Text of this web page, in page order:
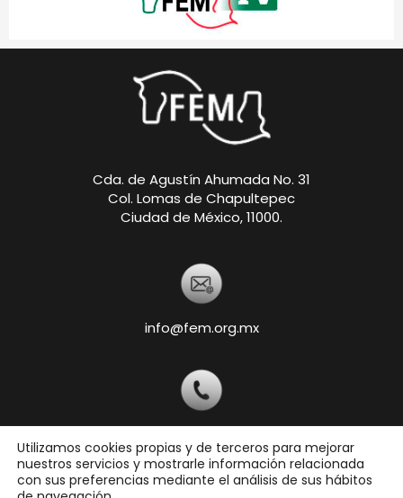
Cda. de Agustín Ahumada No. 31
Col. Lomas de Chapultepec
Ciudad de México, 11000.
info@fem.org.mx
Utilizamos cookies propias y de terceros para mejorar
nuestros servicios y mostrarle información relacionada
con sus preferencias mediante el análisis de sus hábitos